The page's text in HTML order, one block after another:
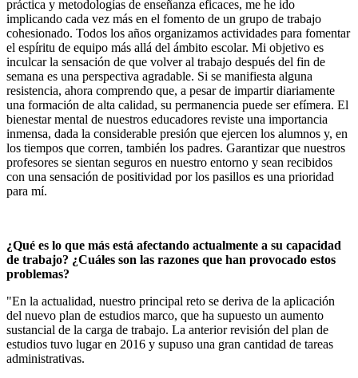
práctica y metodologías de enseñanza eficaces, me he ido
implicando cada vez más en el fomento de un grupo de trabajo
cohesionado. Todos los años organizamos actividades para fomentar
el espíritu de equipo más allá del ámbito escolar. Mi objetivo es
inculcar la sensación de que volver al trabajo después del fin de
semana es una perspectiva agradable. Si se manifiesta alguna
resistencia, ahora comprendo que, a pesar de impartir diariamente
una formación de alta calidad, su permanencia puede ser efímera. El
bienestar mental de nuestros educadores reviste una importancia
inmensa, dada la considerable presión que ejercen los alumnos y, en
los tiempos que corren, también los padres. Garantizar que nuestros
profesores se sientan seguros en nuestro entorno y sean recibidos
con una sensación de positividad por los pasillos es una prioridad
para mí.
¿Qué es lo que más está afectando actualmente a su capacidad
de trabajo? ¿Cuáles son las razones que han provocado estos
problemas?
"En la actualidad, nuestro principal reto se deriva de la aplicación
del nuevo plan de estudios marco, que ha supuesto un aumento
sustancial de la carga de trabajo. La anterior revisión del plan de
estudios tuvo lugar en 2016 y supuso una gran cantidad de tareas
administrativas.